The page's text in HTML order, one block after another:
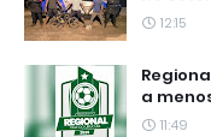
12:15
a
11:49